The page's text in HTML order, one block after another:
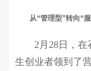
从“管理型”转向“服
2月28日，在
生创业者领到了